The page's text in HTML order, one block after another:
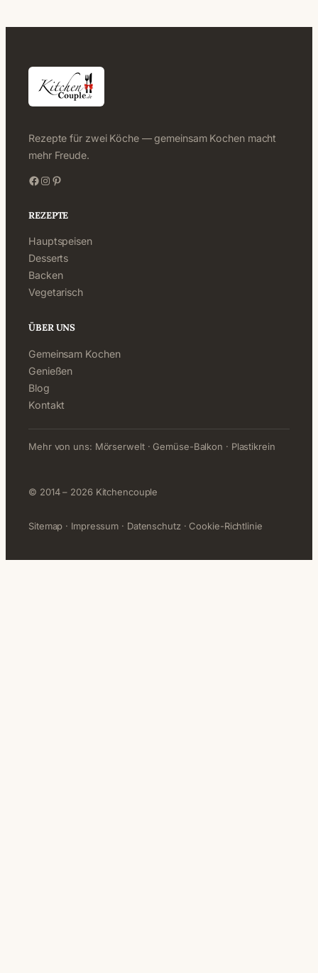
Rezepte für zwei Köche — gemeinsam Kochen macht
mehr Freude.
Facebook Instagram Pinterest
REZEPTE
Hauptspeisen
Desserts
Backen
Vegetarisch
ÜBER UNS
Gemeinsam Kochen
Genießen
Blog
Kontakt
Mehr von uns: Mörserwelt· Gemüse-Balkon · Plastikrein
© 2014 – 2026 Kitchencouple
Sitemap · Impressum · Datenschutz· Cookie-Richtlinie